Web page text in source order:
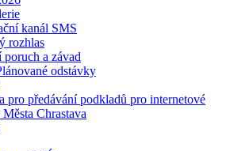
kanál SMS
rozhlas
poruch a závad
odstávky
pro předávání podkladů pro internetové
Chrastava